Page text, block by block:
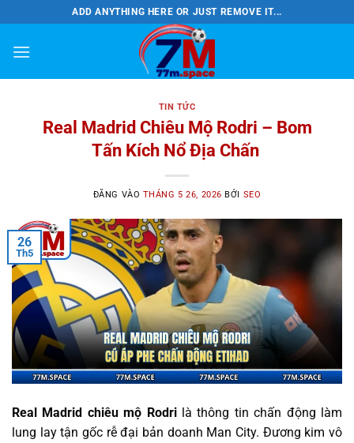
nội
ADD ANYTHING HERE OR JUST REMOVE IT...
TIN TỨC
Real Madrid Chiêu Mộ Rodri – Bom
Tấn Kích Nổ Địa Chấn
ĐĂNG VÀO THÁNG 5 26, 2026 BỞI SEO
26
Th5
Real Madrid chiêu mộ Rodrilà thông tin chấn động làm
lung lay tận gốc rễ đại bản doanh Man City. Đương kim vô